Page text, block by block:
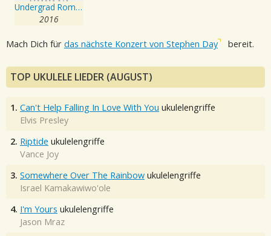
Undergrad Romance and the Moses in Me
2016
Mach Dich für das nächste Konzert von Stephen Day bereit.
TOP UKULELE LIEDER (AUGUST)
1. Can't Help Falling In Love With You ukulelengriffe
Elvis Presley
2. Riptide ukulelengriffe
Vance Joy
3. Somewhere Over The Rainbow ukulelengriffe
Israel Kamakawiwo'ole
4. I'm Yours ukulelengriffe
Jason Mraz